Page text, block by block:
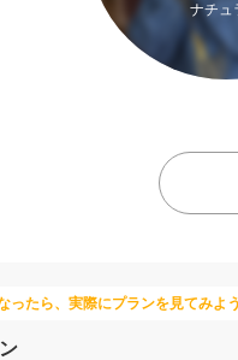
ナチュ
ったら、実際にプランを見てみよ